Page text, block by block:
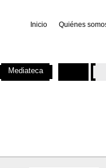
Inicio Quiénes
Mediateca